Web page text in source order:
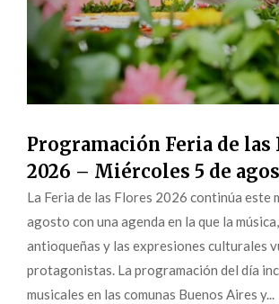
Programación Feria de las
2026 – Miércoles 5 de
La Feria de las Flores 2026 continúa este
agosto con una agenda en la que la
antioqueñas y las expresiones culturales
protagonistas. La programación del día
musicales en las comunas Buenos Aires y...